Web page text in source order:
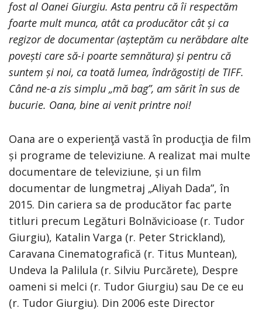
fost al Oanei Giurgiu. Asta pentru că îi respectăm
foarte mult munca, atât ca producător cât și ca
regizor de documentar (așteptăm cu nerăbdare alte
povești care să-i poarte semnătura) și pentru că
suntem și noi, ca toată lumea, îndrăgostiți de TIFF.
Când ne-a zis simplu „mă bag”, am sărit în sus de
bucurie. Oana, bine ai venit printre noi!
Oana are o experienţă vastă în producţia de film
și programe de televiziune. A realizat mai multe
documentare de televiziune, și un film
documentar de lungmetraj „Aliyah Dada”, în
2015. Din cariera sa de producător fac parte
titluri precum Legături Bolnăvicioase (r. Tudor
Giurgiu), Katalin Varga (r. Peter Strickland),
Caravana Cinematografică (r. Titus Muntean),
Undeva la Palilula (r. Silviu Purcărete), Despre
oameni si melci (r. Tudor Giurgiu) sau De ce eu
(r. Tudor Giurgiu). Din 2006 este Director